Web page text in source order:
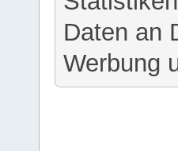
Daten an
Werbung